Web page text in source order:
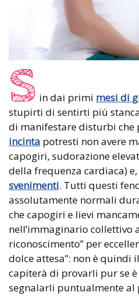
S in dai primi mesi di
stupirti di sentirti più
di manifestare disturbi che
incinta potresti non avere
capogiri, sudorazione
della frequenza cardiaca)
svenimenti. Tutti questi
assolutamente normali
che capogiri e lievi
nell’immaginario collettivo
riconoscimento” per
dolce attesa”: non è quindi
capiterà di provarli pur se
segnalarli puntualmente al